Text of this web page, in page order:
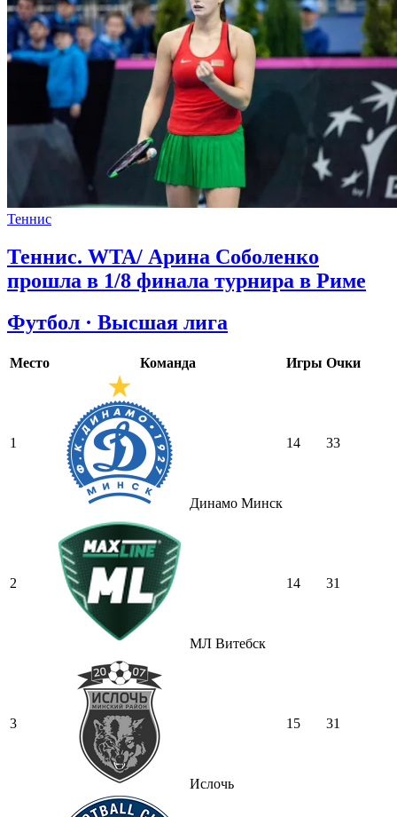
Теннис
Теннис. WTA/ Арина Соболенко
прошла в 1/8 финала турнира в Риме
Футбол · Высшая лига
Место Команда Игры Очки
1
Динамо Минск
14 33
2
МЛ Витебск
14 31
3
Ислочь
15 31